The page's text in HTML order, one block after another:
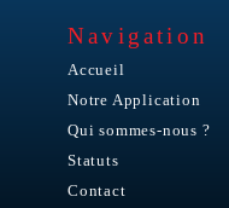
Navigation
Accueil
Notre Application
Qui sommes-nous ?
Statuts
Contact